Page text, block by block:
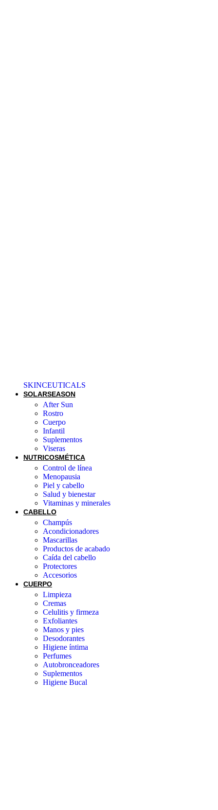
SKINCEUTICALS
SOLARSEASON
After Sun
Rostro
Cuerpo
Infantil
Suplementos
Viseras
NUTRICOSMÉTICA
Control de línea
Menopausia
Piel y cabello
Salud y bienestar
Vitaminas y minerales
CABELLO
Champús
Acondicionadores
Mascarillas
Productos de acabado
Caída del cabello
Protectores
Accesorios
CUERPO
Limpieza
Cremas
Celulitis y firmeza
Exfoliantes
Manos y pies
Desodorantes
Higiene íntima
Perfumes
Autobronceadores
Suplementos
Higiene Bucal